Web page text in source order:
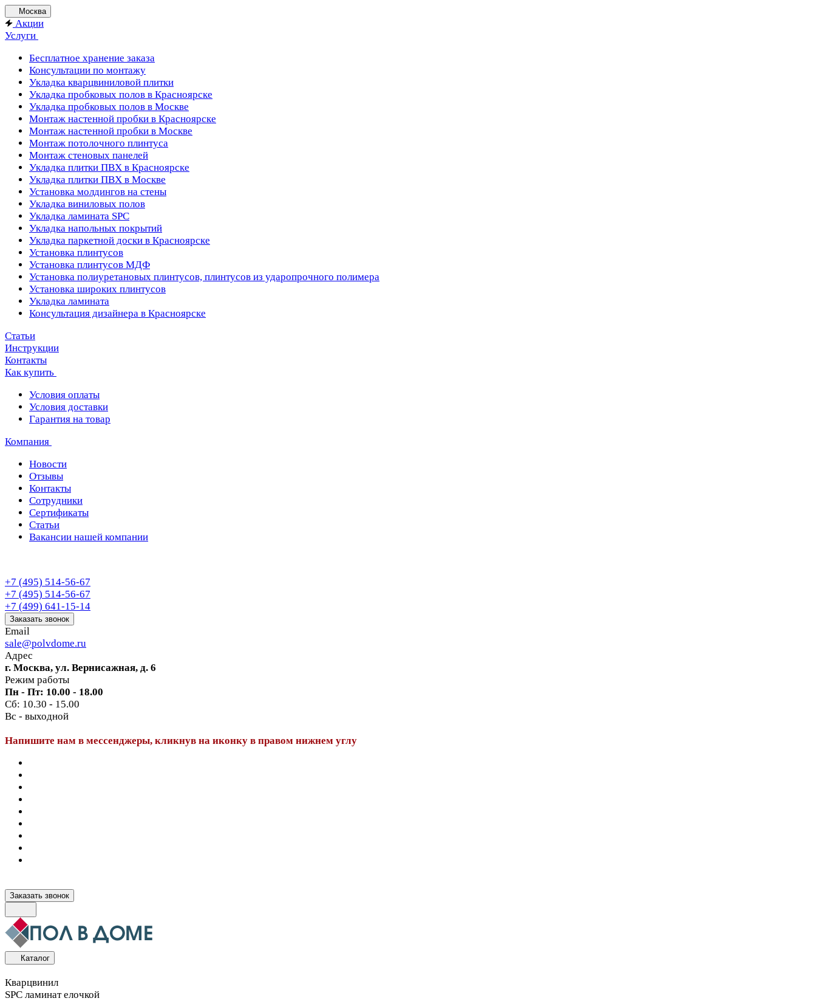
Москва
Акции
Услуги
Бесплатное хранение заказа
Консультации по монтажу
Укладка кварцвиниловой плитки
Укладка пробковых полов в Красноярске
Укладка пробковых полов в Москве
Монтаж настенной пробки в Красноярске
Монтаж настенной пробки в Москве
Монтаж потолочного плинтуса
Монтаж стеновых панелей
Укладка плитки ПВХ в Красноярске
Укладка плитки ПВХ в Москве
Установка молдингов на стены
Укладка виниловых полов
Укладка ламината SPC
Укладка напольных покрытий
Укладка паркетной доски в Красноярске
Установка плинтусов
Установка плинтусов МДФ
Установка полиуретановых плинтусов, плинтусов из ударопрочного полимера
Установка широких плинтусов
Укладка ламината
Консультация дизайнера в Красноярске
Статьи
Инструкции
Контакты
Как купить
Условия оплаты
Условия доставки
Гарантия на товар
Компания
Новости
Отзывы
Контакты
Сотрудники
Сертификаты
Статьи
Вакансии нашей компании
+7 (495) 514-56-67
+7 (495) 514-56-67
+7 (499) 641-15-14
Заказать звонок
Email
sale@polvdome.ru
Адрес
г. Москва, ул. Вернисажная, д. 6
Режим работы
Пн - Пт: 10.00 - 18.00
Сб: 10.30 - 15.00
Вс - выходной
Напишите нам в мессенджеры, кликнув на иконку в правом нижнем углу
Заказать звонок
Каталог
Кварцвинил
SPC ламинат елочкой